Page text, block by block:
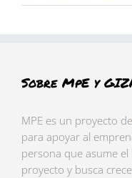
Sobre MpE y
MPE es un proyecto de
para apoyar al
persona que asume
proyecto y busca